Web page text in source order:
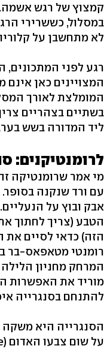
קמצוץ של רגש
במסלול, כששרירי
לא מתחשבן על
רגע לפני
המצויינים כאן
המומלצת לאורך
בשתיים בצהריים
ליד המדורה בשש
לרומנטיקנים:
מי אמר שרומנטיקה
עם ורד שנקנה
אבק ובוץ על
הטבע (צריך לחתוך
הזה) כדאי לסיים את
רומנטי מטאפאס-בר
המרחק מחניון
מוריד את האפשרות
להתנחם בסנגרייה
הסנגרייה היא משקה